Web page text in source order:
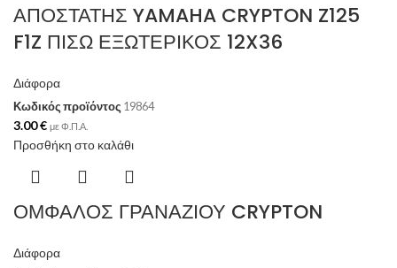
ΑΠΟΣΤΑΤΗΣ YAMAHA CRYPTON Z125
F1Z ΠΙΣΩ ΕΞΩΤΕΡΙΚΟΣ 12X36
Διάφορα
Κωδικός προϊόντος 19864
3.00€ με Φ.Π.Α.
Προσθήκη στο καλάθι
ΟΜΦΑΛΟΣ ΓΡΑΝΑΖΙΟΥ CRYPTON
Διάφορα